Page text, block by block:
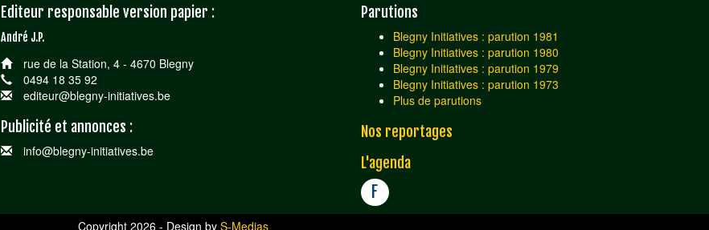
Editeur responsable version papier :
André J.P.
rue de la Station, 4 - 4670 Blegny
0494 18 35 92
editeur@blegny-initiatives.be
Publicité et annonces :
info@blegny-initiatives.be
Parutions
Blegny Initiatives : parution 1981
Blegny Initiatives : parution 1980
Blegny Initiatives : parution 1979
Blegny Initiatives : parution 1973
Plus de parutions
Nos reportages
L'agenda
F
Copyright 2026 - Design by S-Medias